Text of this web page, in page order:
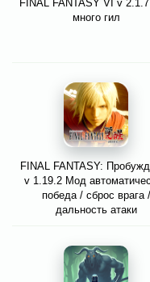
FINAL FANTASY VI v
много гил
FINAL FANTASY:
v 1.19.2 Мод
победа / сброс врага /
дальность атаки